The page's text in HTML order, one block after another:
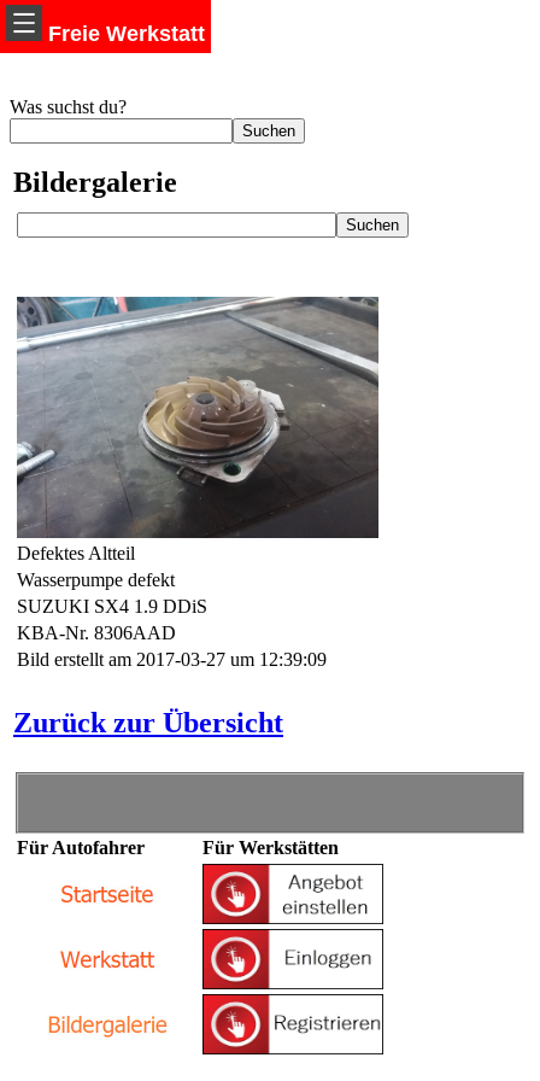
Freie Werkstatt
Was suchst du?
Bildergalerie
Defektes Altteil
Wasserpumpe defekt
SUZUKI SX4 1.9 DDiS
KBA-Nr. 8306AAD
Bild erstellt am 2017-03-27 um 12:39:09
Zurück zur Übersicht
Für Autofahrer Für Werkstätten